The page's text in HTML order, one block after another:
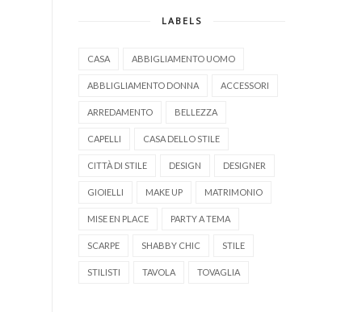
LABELS
CASA ABBIGLIAMENTO UOMO
ABBLIGLIAMENTO DONNA ACCESSORI
ARREDAMENTO BELLEZZA
CAPELLI CASA DELLO STILE
CITTÀ DI STILE DESIGN DESIGNER
GIOIELLI MAKE UP MATRIMONIO
MISE EN PLACE PARTY A TEMA
SCARPE SHABBY CHIC STILE
STILISTI TAVOLA TOVAGLIA